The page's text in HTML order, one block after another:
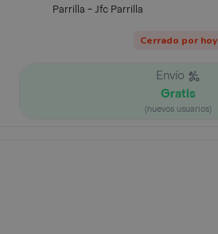
Parrilla - Jfc Parrilla
Cerrado por hoy
Envío
Gratis
(nuevos usuarios)